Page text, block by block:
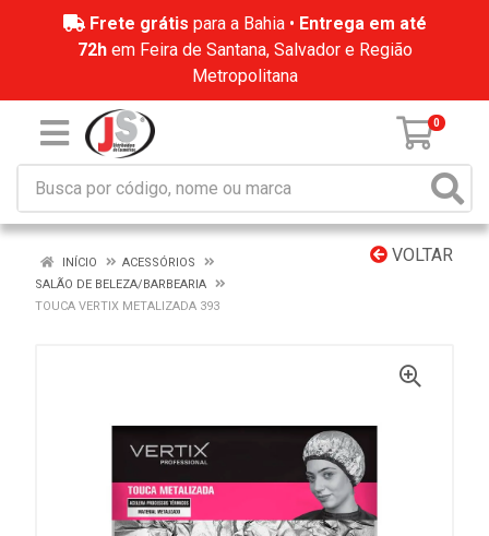
Frete grátis para a Bahia • Entrega em até
72hem Feira de Santana, Salvador e Região
Metropolitana
0
VOLTAR
INÍCIO
ACESSÓRIOS
SALÃO DE BELEZA/BARBEARIA
TOUCA VERTIX METALIZADA 393